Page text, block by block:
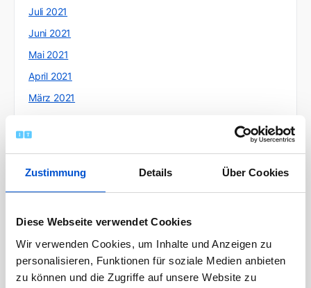
Zustimmung Details Über Cookies
Diese Webseite verwendet Cookies
Wir verwenden Cookies, um Inhalte und Anzeigen zu
personalisieren, Funktionen für soziale Medien anbieten
zu können und die Zugriffe auf unsere Website zu
Juli 2021
Juni 2021
Mai 2021
April 2021
März 2021
Januar 2021
September 2020
August 2020